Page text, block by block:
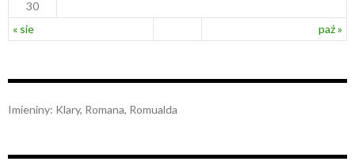
« sie paź »
30
Imieniny: Klary, Romana, Romualda